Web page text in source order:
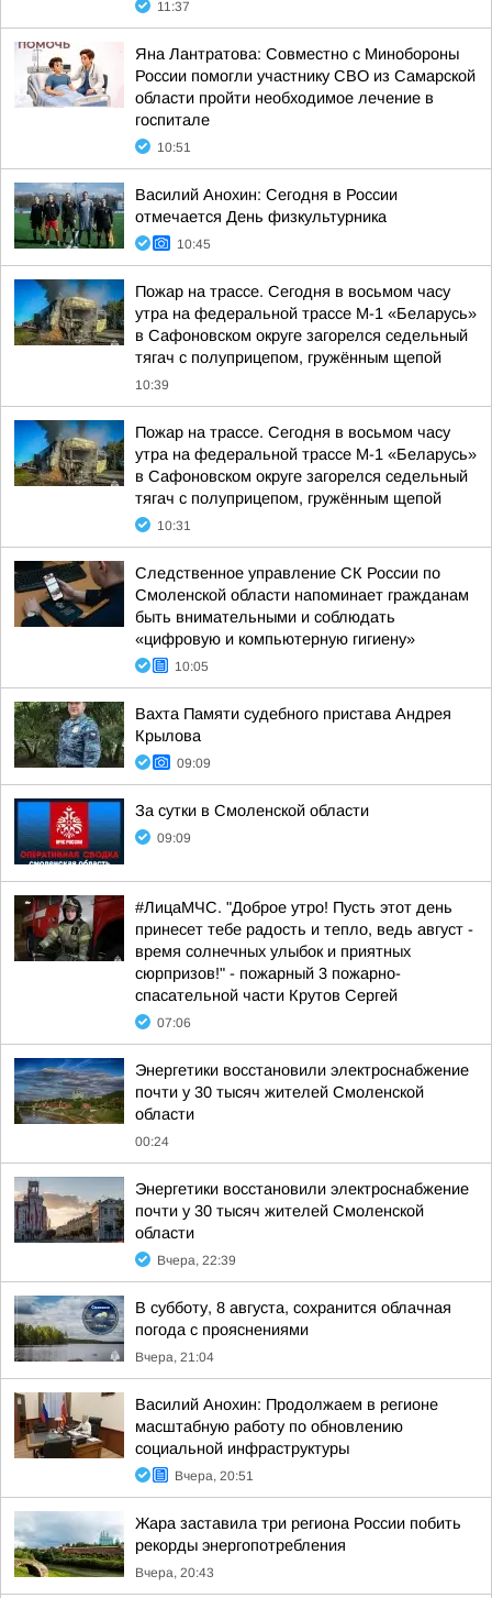
11:37
Яна Лантратова: Совместно с Минобороны
России помогли участнику СВО из Самарской
области пройти необходимое лечение в
госпитале
10:51
Василий Анохин: Сегодня в России
отмечается День физкультурника
10:45
Пожар на трассе. Сегодня в восьмом часу
утра на федеральной трассе М-1 «Беларусь»
в Сафоновском округе загорелся седельный
тягач с полуприцепом, гружённым щепой
10:39
Пожар на трассе. Сегодня в восьмом часу
утра на федеральной трассе М-1 «Беларусь»
в Сафоновском округе загорелся седельный
тягач с полуприцепом, гружённым щепой
10:31
Следственное управление СК России по
Смоленской области напоминает гражданам
быть внимательными и соблюдать
«цифровую и компьютерную гигиену»
10:05
Вахта Памяти судебного пристава Андрея
Крылова
09:09
За сутки в Смоленской области
09:09
#ЛицаМЧС. "Доброе утро! Пусть этот день
принесет тебе радость и тепло, ведь август -
время солнечных улыбок и приятных
сюрпризов!" - пожарный 3 пожарно-
спасательной части Крутов Сергей
07:06
Энергетики восстановили электроснабжение
почти у 30 тысяч жителей Смоленской
области
00:24
Энергетики восстановили электроснабжение
почти у 30 тысяч жителей Смоленской
области
Вчера, 22:39
В субботу, 8 августа, сохранится облачная
погода с прояснениями
Вчера, 21:04
Василий Анохин: Продолжаем в регионе
масштабную работу по обновлению
социальной инфраструктуры
Вчера, 20:51
Жара заставила три региона России побить
рекорды энергопотребления
Вчера, 20:43